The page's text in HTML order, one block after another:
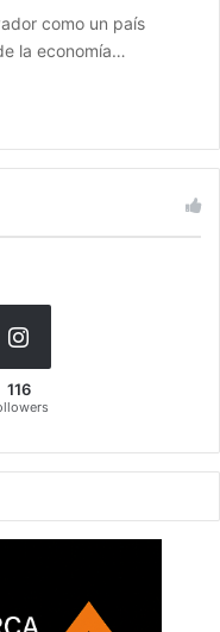
como un país
la economía…
116